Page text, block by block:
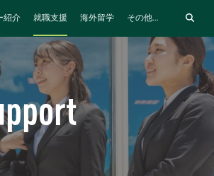
紹介 就職支援 海外留学 その他...